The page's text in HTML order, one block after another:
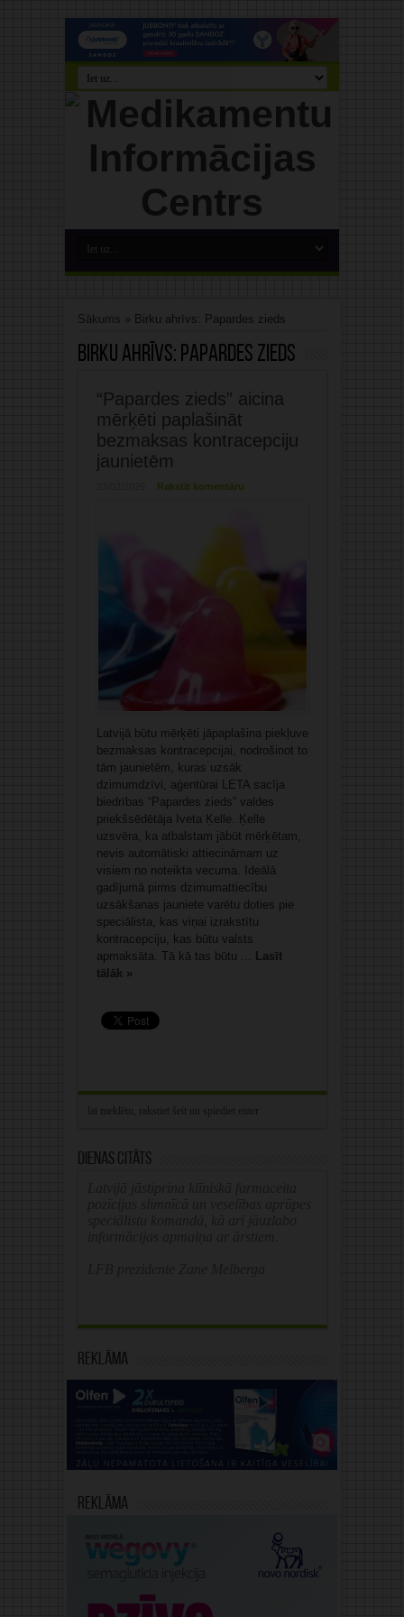
Sākums » Birku ahrīvs: Papardes zieds
Birku ahrīvs: Papardes zieds
“Papardes zieds” aicina
mērķēti paplašināt
bezmaksas kontracepciju
jaunietēm
Rakstīt komentāru
Latvijā būtu mērķēti jāpaplašina piekļuve
bezmaksas kontracepcijai, nodrošinot to
tām jaunietēm, kuras uzsāk
dzimumdzīvi, aģentūrai LETA sacīja
biedrības “Papardes zieds” valdes
priekšsēdētāja Iveta Ķelle. Ķelle
uzsvēra, ka atbalstam jābūt mērķētam,
nevis automātiski attiecināmam uz
visiem no noteikta vecuma. Ideālā
gadījumā pirms dzimumattiecību
uzsākšanas jauniete varētu doties pie
speciālista, kas viņai izrakstītu
kontracepciju, kas būtu valsts
apmaksāta. Tā kā tas būtu ... Lasīt
tālāk »
Dienas citāts
Reklāma
Reklāma